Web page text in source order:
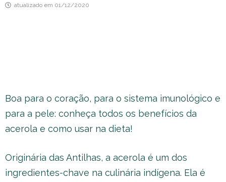
atualizado em 01/12/2020
Boa para o coração, para o sistema imunológico e
para a pele: conheça todos os benefícios da
acerola e como usar na dieta!
Originária das Antilhas, a acerola é um dos
ingredientes-chave na culinária indígena. Ela é